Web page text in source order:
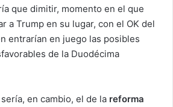
que dimitir, momento en el que
a Trump en su lugar, con el OK del
entrarían en juego las posibles
de la Duodécima
en cambio, el de la reforma